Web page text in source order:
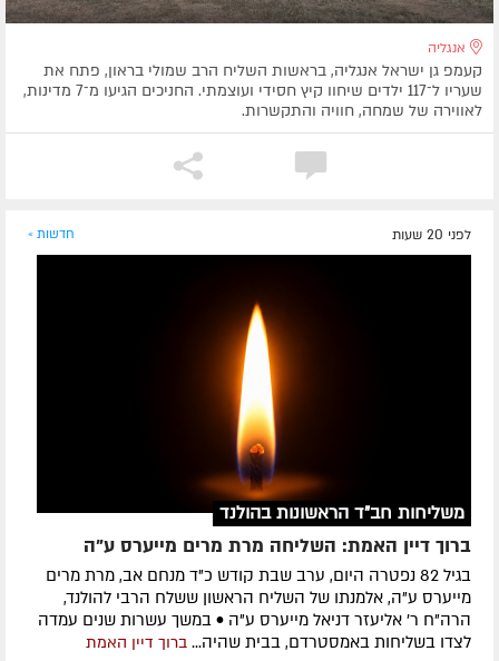
אנגליה
קעמפ גן ישראל אנגליה, בראשות השליח הרב שמולי בראון, פתח את
שעריו ל־117 ילדים שיחוו קיץ חסידי ועוצמתי. החניכים הגיעו מ־7 מדינות,
לאווירה של שמחה, חוויה והתקשרות.
לפני 20 שעות חדשות »
משליחות חב"ד הראשונות בהולנד
ברוך דיין האמת: השליחה מרת מרים מייערס ע"ה
בגיל 82 נפטרה היום, ערב שבת קודש כ"ד מנחם אב, מרת מרים
מייערס ע"ה, אלמנתו של השליח הראשון ששלח הרבי להולנד,
הרה"ח ר' אליעזר דניאל מייערס ע"ה • במשך עשרות שנים עמדה
לצדו בשליחות באמסטרדם, בבית שהיה... ברוך דיין האמת